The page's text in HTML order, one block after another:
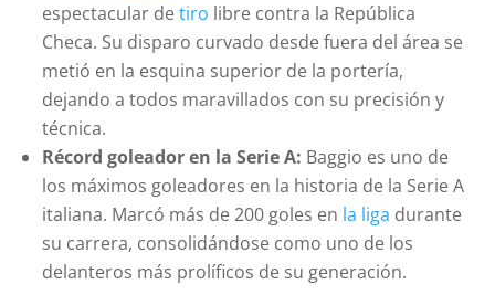
espectacular detiro libre contra la República
Checa. Su disparo curvado desde fuera del área se
metió en la esquina superior de la portería,
dejando a todos maravillados con su precisión y
técnica.
Récord goleador en la Serie A: Baggio es uno de
los máximos goleadores en la historia de la Serie A
italiana. Marcó más de 200 goles en la liga durante
su carrera, consolidándose como uno de los
delanteros más prolíficos de su generación.